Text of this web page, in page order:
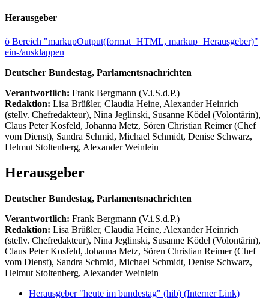
Herausgeber
ö Bereich "markupOutput(format=HTML, markup=Herausgeber)"
ein-/ausklappen
Deutscher Bundestag, Parlamentsnachrichten
Verantwortlich: Frank Bergmann (V.i.S.d.P.)
Redaktion: Lisa Brüßler, Claudia Heine, Alexander Heinrich
(stellv. Chefredakteur), Nina Jeglinski, Susanne Ködel (Volontärin),
Claus Peter Kosfeld, Johanna Metz, Sören Christian Reimer (Chef
vom Dienst), Sandra Schmid, Michael Schmidt, Denise Schwarz,
Helmut Stoltenberg, Alexander Weinlein
Herausgeber
Deutscher Bundestag, Parlamentsnachrichten
Verantwortlich: Frank Bergmann (V.i.S.d.P.)
Redaktion: Lisa Brüßler, Claudia Heine, Alexander Heinrich
(stellv. Chefredakteur), Nina Jeglinski, Susanne Ködel (Volontärin),
Claus Peter Kosfeld, Johanna Metz, Sören Christian Reimer (Chef
vom Dienst), Sandra Schmid, Michael Schmidt, Denise Schwarz,
Helmut Stoltenberg, Alexander Weinlein
Herausgeber "heute im bundestag" (hib) (Interner Link)